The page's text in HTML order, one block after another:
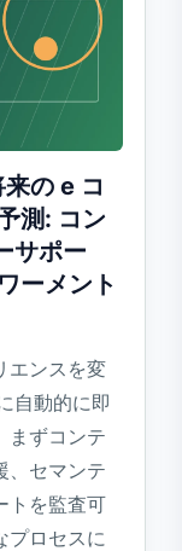
の e コ
測: コン
サポー
ーメント
エンスを変
自動的に即
まずコンテ
、セマンテ
トを監査可
プロセスに